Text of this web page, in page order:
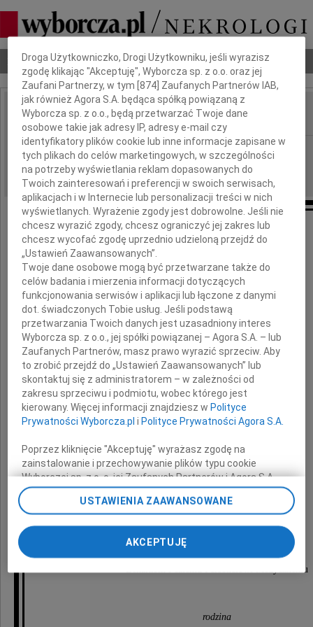
Nekrologi Odeszli Poradnik pogrzebowy
IMIĘ I NAZWISKO:
REGION: Opole
DATA EMISJI: 07.08.2009
Wystarczy nieobecność jednej, bliskiej osoby,
aby cały świat wydawał sie wyludniony
- Alphonse de Lamartine
Składamy serdeczne wyrazy wdzięczności
za okazaną pomoc
Aleksandrowi
Mikołajczukowi
Ordynatorowi oddziału wewnętrznego
ARS Medica w Ozimku,
Lekarzom i całemu Personelowi Medycznemu
rodzina
Dbamy o Twoją prywatność
Droga Użytkowniczko, Drogi Użytkowniku, jeśli wyrazisz
zgodę klikając "Akceptuję", Wyborcza sp. z o.o. oraz jej
Zaufani Partnerzy, w tym [874 ] Zaufanych Partnerów IAB,
jak również Agora S.A. będąca spółką powiązaną z
Wyborcza sp. z o.o., będą przetwarzać Twoje dane
osobowe takie jak adresy IP, adresy e-mail czy
identyfikatory plików cookie lub inne informacje zapisane w
tych plikach do celów marketingowych, w szczególności
na potrzeby wyświetlania reklam dopasowanych do
Twoich zainteresowań i preferencji w swoich serwisach,
aplikacjach i w Internecie lub personalizacji treści w nich
wyświetlanych. Wyrażenie zgody jest dobrowolne. Jeśli nie
chcesz wyrazić zgody, chcesz ograniczyć jej zakres lub
chcesz wycofać zgodę uprzednio udzieloną przejdź do
„Ustawień Zaawansowanych”.
Twoje dane osobowe mogą być przetwarzane także do
celów badania i mierzenia informacji dotyczących
funkcjonowania serwisów i aplikacji lub łączone z danymi
dot. świadczonych Tobie usług. Jeśli podstawą
przetwarzania Twoich danych jest uzasadniony interes
Wyborcza sp. z o.o., jej spółki powiązanej – Agora S.A. – lub
Zaufanych Partnerów, masz prawo wyrazić sprzeciw. Aby
to zrobić przejdź do „Ustawień Zaawansowanych” lub
skontaktuj się z administratorem – w zależności od
zakresu sprzeciwu i podmiotu, wobec którego jest
kierowany. Więcej informacji znajdziesz w Polityce
Prywatności Wyborcza.pl i Polityce Prywatności Agora S.A.
Poprzez kliknięcie "Akceptuję" wyrażasz zgodę na
zainstalowanie i przechowywanie plików typu cookie
Wyborczej sp. z o. o. jej Zaufanych Partnerów i Agora S.A.
na Twoim urządzeniu końcowym. Możesz też w każdej
chwili zmienić swoje preferencje dot. plików cookie,
preferencjami dot. przetwarzania danych poprzez
odnośnik „Ustawienia prywatności” w stopce serwisu i
przechodząc do sekcji „Ustawienia zaawansowane”.
Zmiana ustawień plików cookie możliwa jest także za
My, nasi Zaufani Partnerzy i Agora S.A. możemy
USTAWIENIA ZAAWANSOWANE
AKCEPTUJĘ